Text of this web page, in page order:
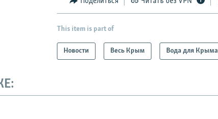
This item is part of
Новости Весь Крым Вода для Крыма